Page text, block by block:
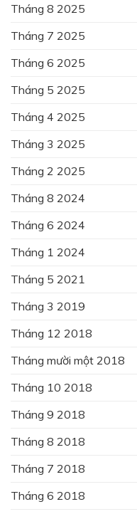
Tháng 8 2025
Tháng 7 2025
Tháng 6 2025
Tháng 5 2025
Tháng 4 2025
Tháng 3 2025
Tháng 2 2025
Tháng 8 2024
Tháng 6 2024
Tháng 1 2024
Tháng 5 2021
Tháng 3 2019
Tháng 12 2018
Tháng mười một 2018
Tháng 10 2018
Tháng 9 2018
Tháng 8 2018
Tháng 7 2018
Tháng 6 2018